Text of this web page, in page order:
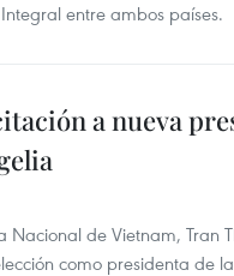
entre ambos países.
a nueva
Nacional de Vietnam, Tran
como presidenta de